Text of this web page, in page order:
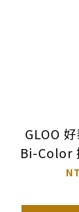
GLOO
Bi-Color
形口紅